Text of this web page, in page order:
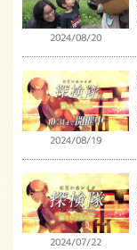
2024/08/20
2024/08/19
2024/07/22